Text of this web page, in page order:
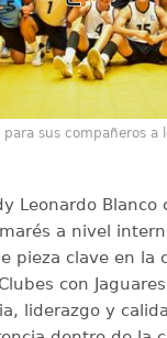
sus compañeros a
Leonardo Blanco
a nivel
pieza clave en la
con
liderazgo y